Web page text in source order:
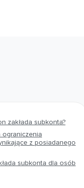
zakłada subkonta?
ograniczenia
z posiadanego
subkonta dla osób